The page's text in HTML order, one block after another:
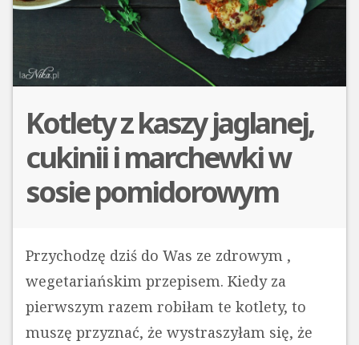
Kotlety z kaszy jaglanej,
cukinii i marchewki w
sosie pomidorowym
Przychodzę dziś do Was ze zdrowym ,
wegetariańskim przepisem. Kiedy za
pierwszym razem robiłam te kotlety, to
muszę przyznać, że wystraszyłam się, że